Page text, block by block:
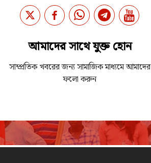
আমাদের সাথে যুক্ত হোন
সাম্প্রতিক খবরের জন্য সামাজিক মাধ্যমে আমাদের
ফলো করুন